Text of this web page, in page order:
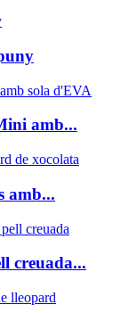
amb...
amb...
creuada...